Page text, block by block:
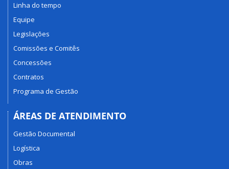
Linha do tempo
Equipe
Legislações
Comissões e Comitês
Concessões
Contratos
Programa de Gestão
ÁREAS DE ATENDIMENTO
Gestão Documental
Logística
Obras